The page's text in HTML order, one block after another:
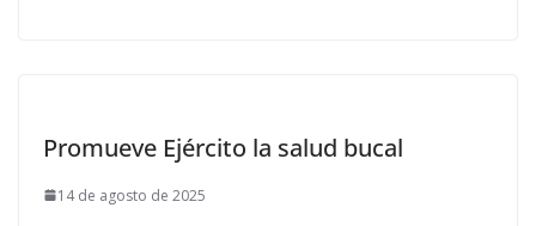
Promueve Ejército la salud bucal
14 de agosto de 2025